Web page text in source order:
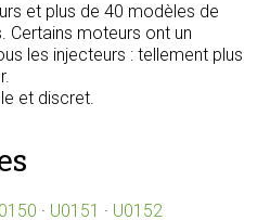
et plus de 40 modèles de
Certains moteurs ont un
les injecteurs : tellement plus
et discret.
· U0151 · U0152